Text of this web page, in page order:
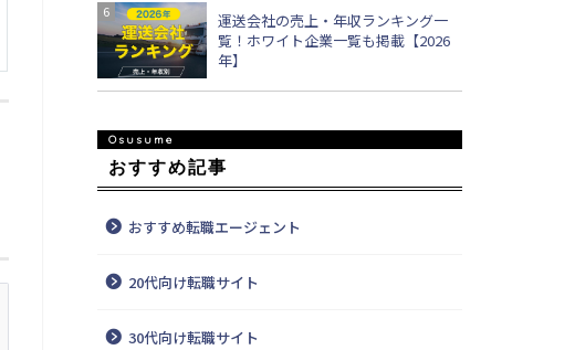
運送会社の売上・年収ランキング一
覧！ホワイト企業一覧も掲載【2026
年】
おすすめ記事
おすすめ転職エージェント
20代向け転職サイト
30代向け転職サイト